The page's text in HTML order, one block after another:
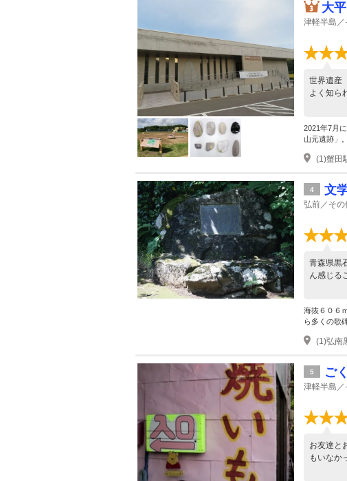
大
津軽半島
世界遺産
よく知ら
2021年7月
山元遺跡」
(1)蟹田
4 文
弘前／その
青森県黒
ん感じる
海抜６０６
ら多くの歌
(1)弘南
5 ご
津軽半島
お友達と
もいなか